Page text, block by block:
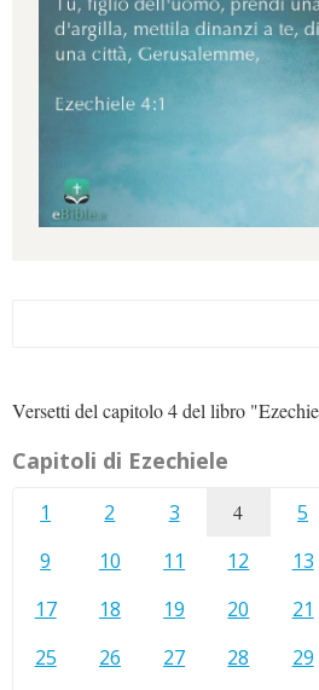
Versetti del capitolo 4 del libro
Capitoli di Ezechiele
1 2 3 4 5
9
10 11 12 13
17
18 19 20 21
25
26 27 28 29